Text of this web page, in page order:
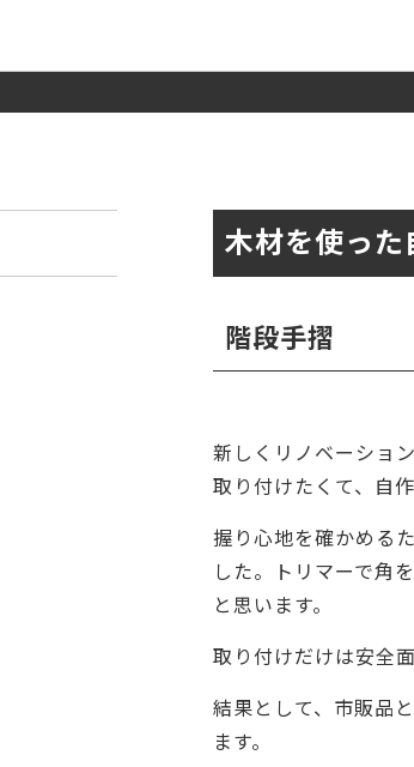
集成材フリーカット
複数種類の注文
成材のみ）
クルミ
ピーラー（米松）
木材を使った
階段手摺
新しくリノベーショ
取り付けたくて、自
握り心地を確かめる
した。トリマーで角
と思います。
取り付けだけは安全
結果として、市販品
ます。